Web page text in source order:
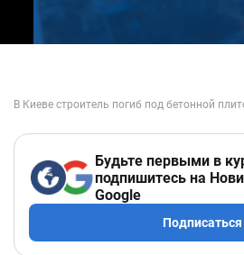
Будьте первыми в
подпишитесь на
Google
Подписаться